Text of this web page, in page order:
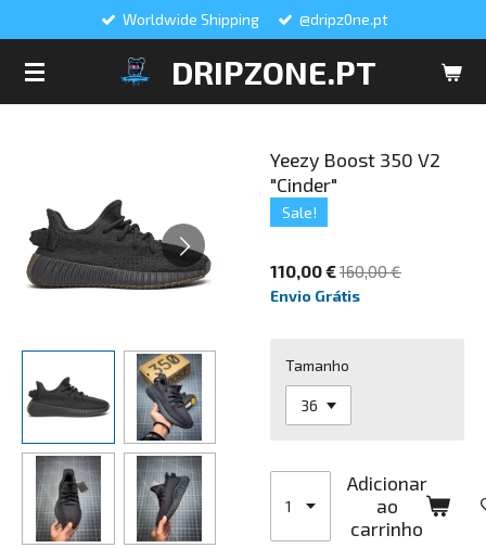
DRIPZONE.PT
Worldwide Shipping @dripz0ne.pt
Yeezy Boost 350 V2
"Cinder"
Sale!
110,00 €160,00 €
Envio Grátis
Tamanho
Adicionar
ao
carrinho